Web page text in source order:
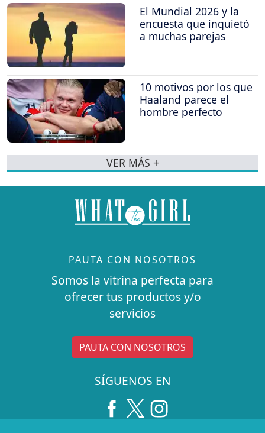
El Mundial 2026 y la
encuesta que inquietó
a muchas parejas
10 motivos por los que
Haaland parece el
hombre perfecto
VER MÁS +
PAUTA CON NOSOTROS
Somos la vitrina perfecta para
ofrecer tus productos y/o
servicios
PAUTA CON NOSOTROS
SÍGUENOS EN